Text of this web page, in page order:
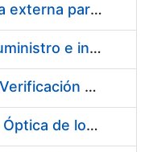
Servicios de una empresa externa para el asesoramiento y resolución de los recursos de alzada que se presentan relacionados con procesos de selección para la FNMT-RCM
Acuerdo marco para el suministro e instalación de persianas, estores y otros complementos
Servicio de Calibración y Verificación Externa de los Equipos de Medición del Servicio de Prevención de la FNMT-RCM
Conexión mediante Fibra Óptica de los Centros de Proceso de Datos (CPDs) de las sedes de la FNMT-RCM de Burgos y Madrid